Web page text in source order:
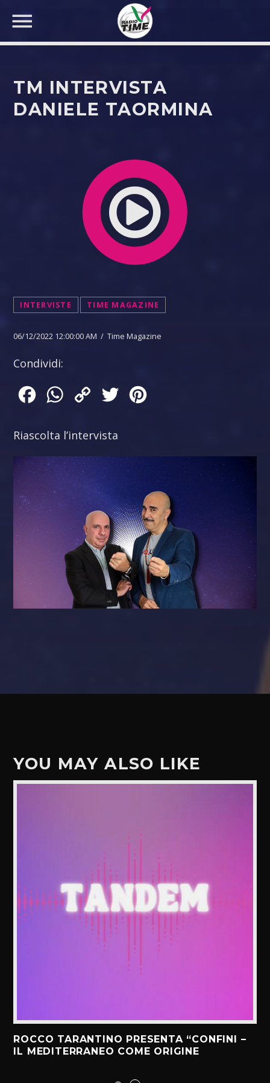
TM INTERVISTA
DANIELE TAORMINA
INTERVISTE TIME MAGAZINE
06/12/2022 12:00:00 AM / Time Magazine
Condividi:
FacebookWhatsApp
Copy
Twitter
Riascolta l’intervista
YOU MAY ALSO LIKE
ROCCO TARANTINO PRESENTA “CONFINI –
IL MEDITERRANEO COME ORIGINE